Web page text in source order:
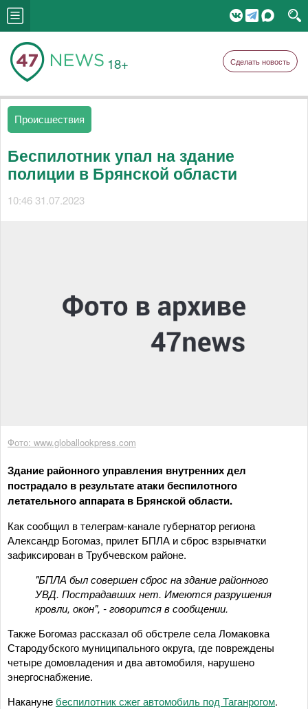
18+ Сделать новость
Происшествия
Беспилотник упал на здание
полиции в Брянской области
10:46 31.07.2023
Фото: www.globallookpress.com
Здание районного управления внутренних дел
пострадало в результате атаки беспилотного
летательного аппарата в Брянской области.
Как сообщил в телеграм-канале губернатор региона
Александр Богомаз, прилет БПЛА и сброс взрывчатки
зафиксирован в Трубчевском районе.
"БПЛА был совершен сброс на здание районного
УВД. Пострадавших нет. Имеются разрушения
кровли, окон", - говорится в сообщении.
Также Богомаз рассказал об обстреле села Ломаковка
Стародубского муниципального округа, где повреждены
четыре домовладения и два автомобиля, нарушено
энергоснабжение.
Наканунебеспилотник сжег автомобиль под Таганрогом.